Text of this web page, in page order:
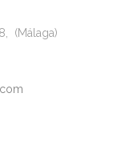
(Málaga)